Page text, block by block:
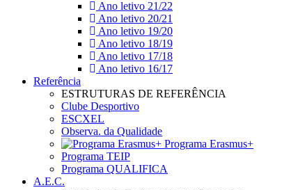
Ano letivo 21/22
Ano letivo 20/21
Ano letivo 19/20
Ano letivo 18/19
Ano letivo 17/18
Ano letivo 16/17
Referência
ESTRUTURAS DE REFERÊNCIA
Clube Desportivo
ESCXEL
Observa. da Qualidade
Programa Erasmus+
Programa TEIP
Programa QUALIFICA
A.E.C.